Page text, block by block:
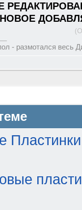
- размотался весь
Пластинки